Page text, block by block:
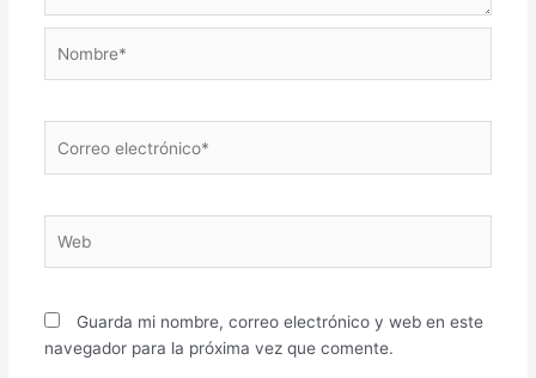
electrónico*
Guarda mi nombre, correo electrónico y web en este
navegador para la próxima vez que comente.